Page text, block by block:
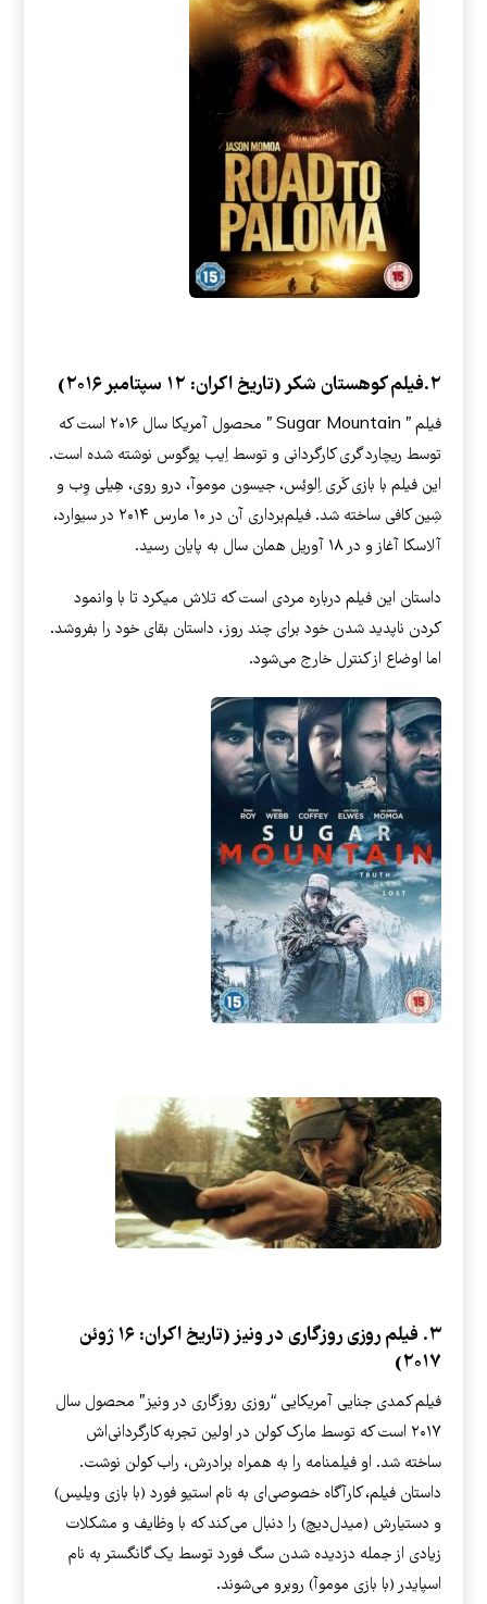
۲.فیلم کوهستان شکر (تاریخ اکران: ۱۲ سپتامبر ۲۰۱۶)
فیلم ” Sugar Mountain ” محصول آمریکا سال ۲۰۱۶ است که
توسط ریچارد گری کارگردانی و توسط اِیب پوگوس نوشته شده است.
این فیلم با بازی کَری اِلوئِس، جیسون موموآ، درو روی، هِیلی وِب و
شِین کافی ساخته شد. فیلم‌برداری آن در ۱۰ مارس ۲۰۱۴ در سیوارد،
آلاسکا آغاز و در ۱۸ آوریل همان سال به پایان رسید.
داستان این فیلم درباره مردی است که تلاش میکرد تا با وانمود
کردن ناپدید شدن خود برای چند روز، داستان بقای خود را بفروشد.
اما اوضاع از کنترل خارج می‌شود.
۳. فیلم روزی روزگاری در ونیز (تاریخ اکران: ۱۶ ژوئن
۲۰۱۷)
فیلم کمدی جنایی آمریکایی “روزی روزگاری در ونیز” محصول سال
۲۰۱۷ است که توسط مارک کولن در اولین تجربه کارگردانی‌اش
ساخته شد. او فیلمنامه را به همراه برادرش، راب کولن نوشت.
داستان فیلم، کارآگاه خصوصی‌ای به نام استیو فورد (با بازی ویلیس)
و دستیارش (میدل‌دیچ) را دنبال می‌کند که با وظایف و مشکلات
زیادی از جمله دزدیده شدن سگ فورد توسط یک گانگستر به نام
اسپایدر (با بازی موموآ) روبرو می‌شوند.